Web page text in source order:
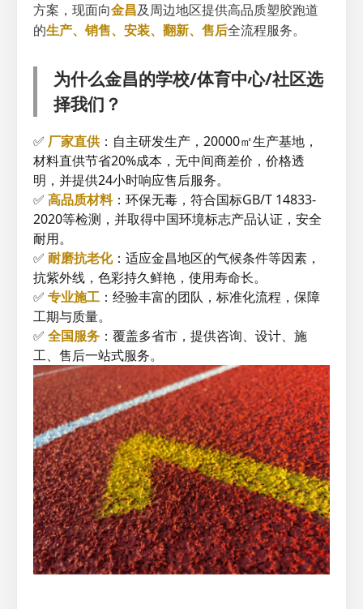
方案，现面向金昌及周边地区提供高品质塑胶跑道
的生产、销售、安装、翻新、售后全流程服务。
为什么金昌的学校/体育中心/社区选
择我们？
✅ 厂家直供：自主研发生产，20000㎡生产基地，
材料直供节省20%成本，无中间商差价，价格透
明，并提供24小时响应售后服务。
✅ 高品质材料：环保无毒，符合国标GB/T 14833-
2020等检测，并取得中国环境标志产品认证，安全
耐用。
✅ 耐磨抗老化：适应金昌地区的气候条件等因素，
抗紫外线，色彩持久鲜艳，使用寿命长。
✅ 专业施工 ：经验丰富的团队，标准化流程，保障
工期与质量。
✅ 全国服务 ：覆盖多省市，提供咨询、设计、施
工、售后一站式服务。